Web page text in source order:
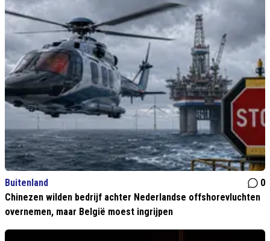
Buitenland
0
Chinezen wilden bedrijf achter Nederlandse offshorevluchten
overnemen, maar België moest ingrijpen